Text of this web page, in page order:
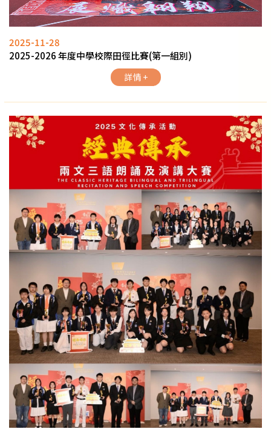
2025-11-28
2025-2026 年度中學校際田徑比賽(第一組別)
詳情 +